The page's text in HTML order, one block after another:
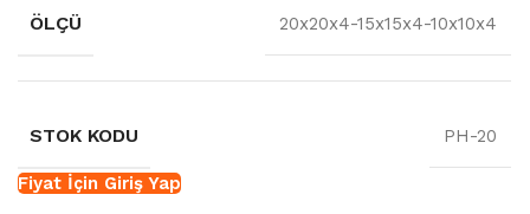
ÖLÇÜ 20x20x4-15x15x4-10x10x4
STOK KODU PH-20
Fiyat İçin Giriş Yap